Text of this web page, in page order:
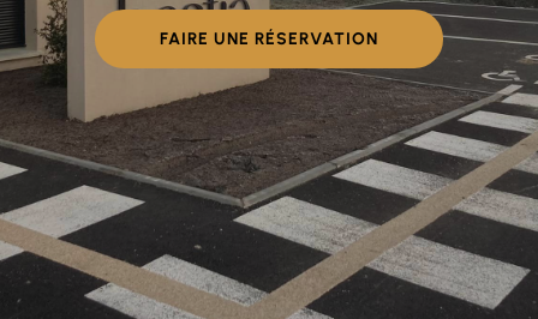
FAIRE UNE RÉSERVATION